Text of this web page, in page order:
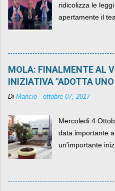
ridicolizza le
apertamente il
MOLA: FINALMENTE AL
INIZIATIVA "ADOTTA
Di Mancio - ottobre 07, 2017
Mercoledi 4
data importante
un'importante